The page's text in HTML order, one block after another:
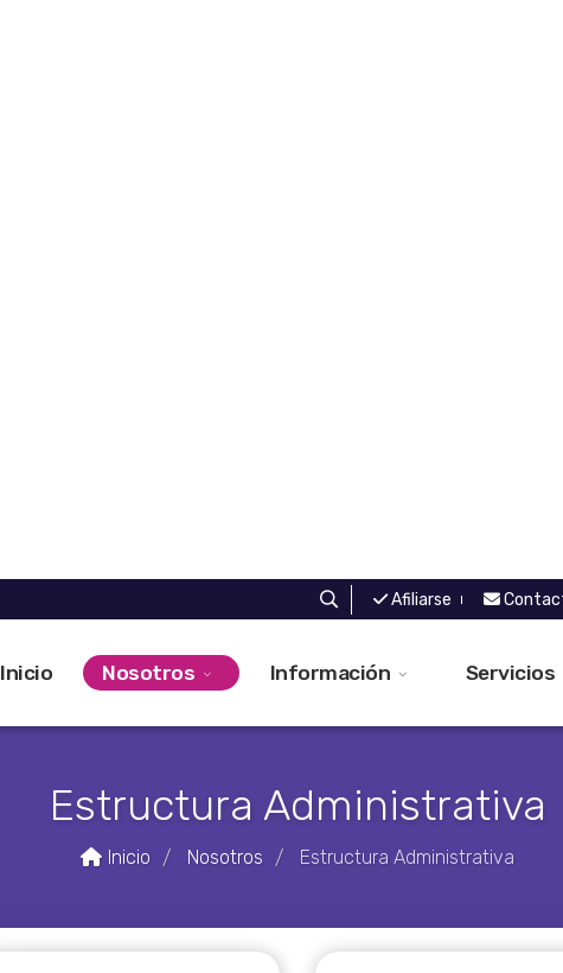
Afiliarse
Inicio Nosotros Información Servicios
Estructura Administrativa
Inicio / Nosotros / Estructura Administrativa